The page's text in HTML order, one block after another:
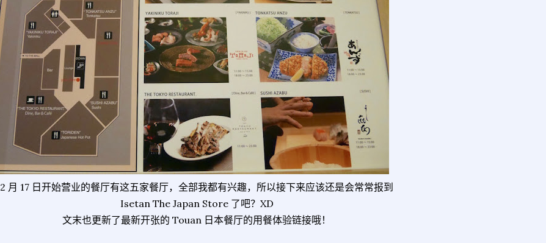
2 月 17 日开始营业的餐厅有这五家餐厅，全部我都有兴趣，所以接下来应该还是会常常报到
Isetan The Japan Store 了吧？XD
文末也更新了最新开张的 Touan 日本餐厅的用餐体验链接哦！